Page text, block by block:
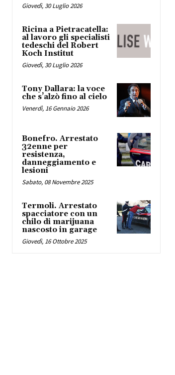
Giovedì, 30 Luglio 2026
Ricina a Pietracatella:
al lavoro gli specialisti
tedeschi del Robert
Koch Institut
Giovedì, 30 Luglio 2026
Tony Dallara: la voce
che s’alzò fino al cielo
Venerdì, 16 Gennaio 2026
Bonefro. Arrestato
32enne per
resistenza,
danneggiamento e
lesioni
Sabato, 08 Novembre 2025
Termoli. Arrestato
spacciatore con un
chilo di marijuana
nascosto in garage
Giovedì, 16 Ottobre 2025